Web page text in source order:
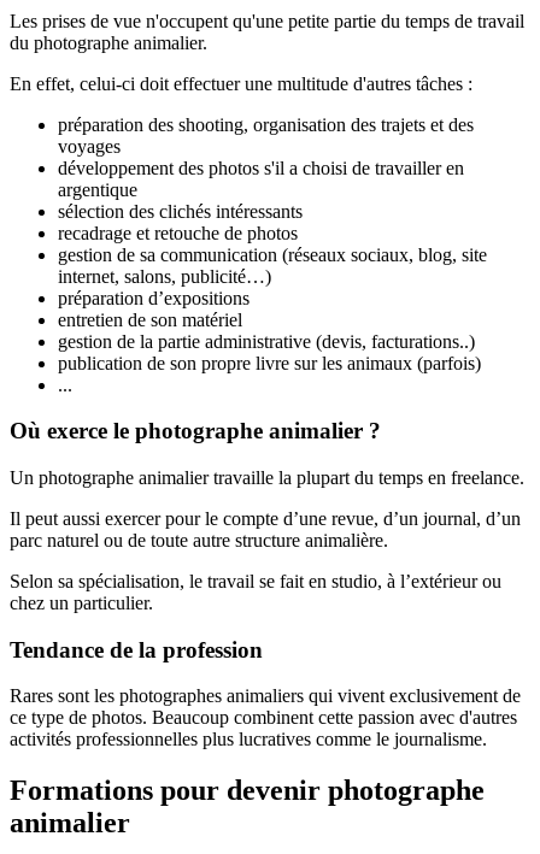
Les prises de vue n'occupent qu'une petite partie du temps de travail
du photographe animalier.
En effet, celui-ci doit effectuer une multitude d'autres tâches :
préparation des shooting, organisation des trajets et des
voyages
développement des photos s'il a choisi de travailler en
argentique
sélection des clichés intéressants
recadrage et retouche de photos
gestion de sa communication (réseaux sociaux, blog, site
internet, salons, publicité…)
préparation d’expositions
entretien de son matériel
gestion de la partie administrative (devis, facturations..)
publication de son propre livre sur les animaux (parfois)
...
Où exerce le photographe animalier ?
Un photographe animalier travaille la plupart du temps en freelance.
Il peut aussi exercer pour le compte d’une revue, d’un journal, d’un
parc naturel ou de toute autre structure animalière.
Selon sa spécialisation, le travail se fait en studio, à l’extérieur ou
chez un particulier.
Tendance de la profession
Rares sont les photographes animaliers qui vivent exclusivement de
ce type de photos. Beaucoup combinent cette passion avec d'autres
activités professionnelles plus lucratives comme le journalisme.
Formations pour devenir photographe
animalier